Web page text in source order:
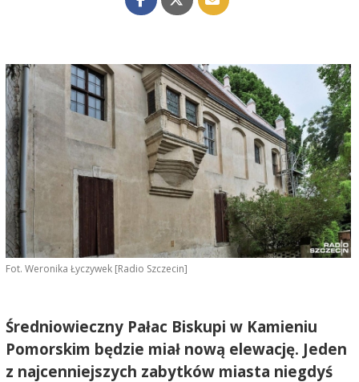
Fot. Weronika Łyczywek [Radio Szczecin]
Średniowieczny Pałac Biskupi w Kamieniu
Pomorskim będzie miał nową elewację. Jeden
z najcenniejszych zabytków miasta niegdyś